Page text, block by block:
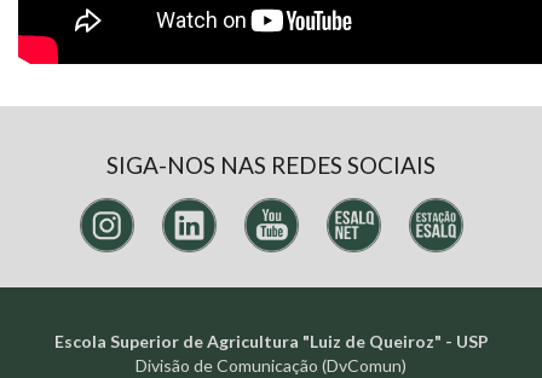
SIGA-NOS NAS REDES SOCIAIS
Escola Superior de Agricultura "Luiz de Queiroz" - USP
Divisão de Comunicação (DvComun)